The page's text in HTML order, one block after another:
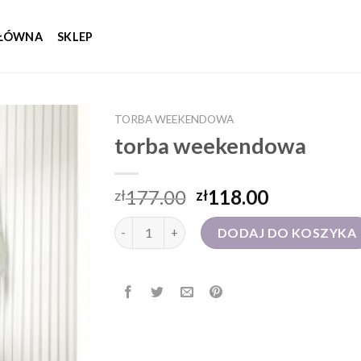
SKLEP
TORBA WEEKENDOWA
torba weekendowa
zł177.00 zł118.00
ilość torba weekendowaDODAJ DO KOSZYKA